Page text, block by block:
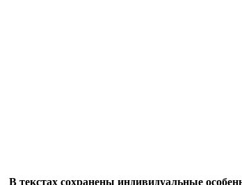
В текстах сохранены индивидуальные